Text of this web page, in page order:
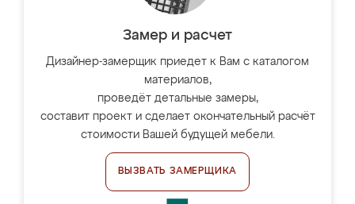
Замер и расчет
Дизайнер-замерщик приедет к Вам с каталогом
материалов,
проведёт детальные замеры,
составит проект и сделает окончательный расчёт
стоимости Вашей будущей мебели.
ВЫЗВАТЬ ЗАМЕРЩИКА